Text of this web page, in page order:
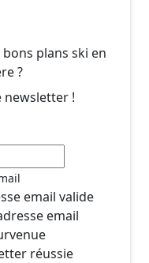
plans ski en
?
newsletter !
email valide
email
réussie